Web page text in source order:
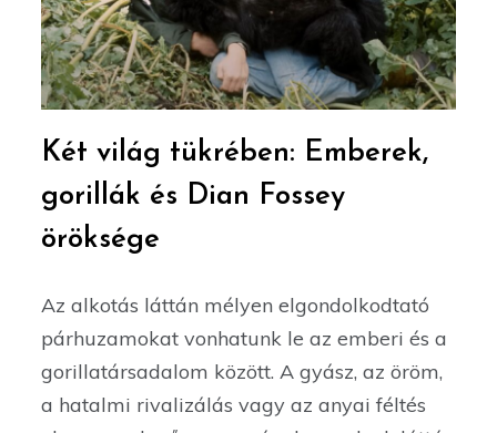
Két világ tükrében: Emberek,
gorillák és Dian Fossey
öröksége
Az alkotás láttán mélyen elgondolkodtató
párhuzamokat vonhatunk le az emberi és a
gorillatársadalom között. A gyász, az öröm,
a hatalmi rivalizálás vagy az anyai féltés